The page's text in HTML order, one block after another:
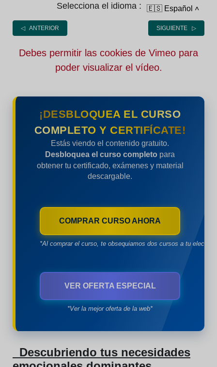
Selecciona el idioma : 🇪🇸 Español ˄
◁ ANTERIOR SIGUIENTE ▷
Debes permitir las cookies de Vimeo para
poder visualizar el vídeo.
¡DESBLOQUEA EL CURSO
COMPLETO Y CERTIFÍCATE!
Estás viendo el contenido gratuito.
Desbloquea el curso completo para
obtener tu certificado, exámenes y material
descargable.
COMPRAR CURSO AHORA
*Al comprar el curso, te obsequiamos dos cursos a tu
VER OFERTA ESPECIAL
*Ver la mejor oferta de la web*
Descubriendo tus necesidades